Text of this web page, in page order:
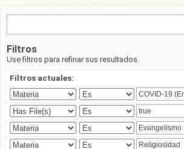
Filtros
Use filtros para refinar sus resultados.
Filtros actuales: